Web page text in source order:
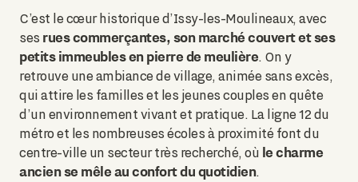
C’est le cœur historique d’Issy-les-Moulineaux, avec
ses rues commerçantes, son marché couvert et ses
petits immeubles en pierre de meulière. On y
retrouve une ambiance de village, animée sans excès,
qui attire les familles et les jeunes couples en quête
d’un environnement vivant et pratique. La ligne 12 du
métro et les nombreuses écoles à proximité font du
centre-ville un secteur très recherché, où le charme
ancien se mêle au confort du quotidien.